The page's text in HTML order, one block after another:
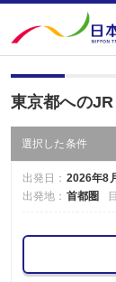
東京都への
選択した条件
出発日： 2026年8
出発地： 首都圏